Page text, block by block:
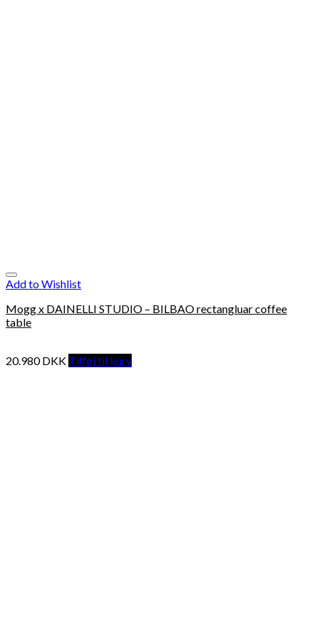
Add to Wishlist
Mogg x DAINELLI STUDIO – BILBAO rectangluar coffee
table
20.980DKK Tilføj til kurv